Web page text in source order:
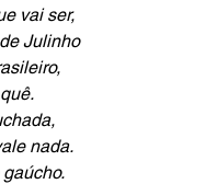
vai ser,
Julinho
nada.